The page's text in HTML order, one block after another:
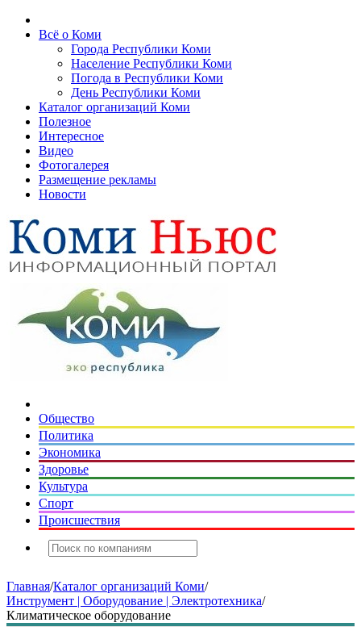
Всё о Коми
Города Республики Коми
Население Республики Коми
Погода в Республики Коми
День Республики Коми
Каталог организаций Коми
Полезное
Интересное
Видео
Фотогалерея
Размещение рекламы
Новости
Общество
Политика
Экономика
Здоровье
Культура
Спорт
Происшествия
Главная/Каталог организаций Коми/
Инструмент | Оборудование | Электротехника/
Климатическое оборудование